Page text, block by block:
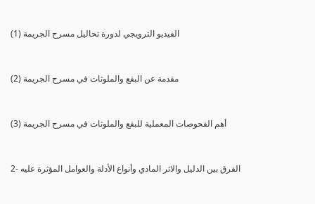
(1) الفيديو الترويجي لدورة تحاليل مسرح الجريمة
(2) مقدمة عن البقع والملوثات في مسرح الجريمة
(3) أهم الفحوصات المعملية للبقع والملوثات في مسرح الجريمة
2- الفرق بين الدليل والاثر المادي وأنواع الأدلة والعوامل المؤثرة عليه